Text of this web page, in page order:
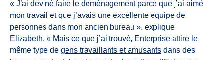
« J’ai deviné faire le déménagement parce que j’ai aimé
mon travail et que j’avais une excellente équipe de
personnes dans mon ancien bureau », explique
Elizabeth. « Mais ce que j’ai trouvé, Enterprise attire le
même type de gens travaillants et amusants dans des